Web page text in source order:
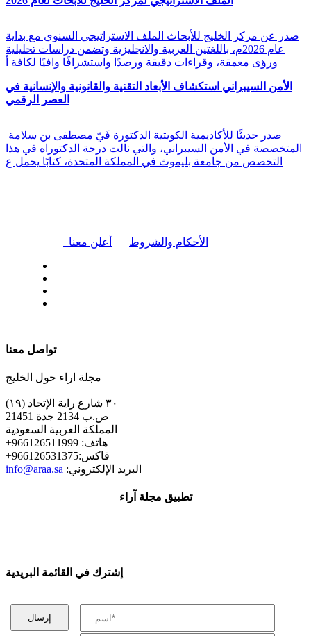
صدر عن مركز الخليج للأبحاث الملف الاستراتيجي السنوي مع بداية
عام 2026م، باللغتين العربية والانجليزية وتضمن دراسات تحليلية
ورؤى معمقة، وقراءات دقيقة ورصدًا واستشرافًا وافيًا لكافة أ
الأمن السيبراني استكشاف الأبعاد التقنية والقانونية والإنسانية في
العصر الرقمي
المتخصصة في الأمن السيبراني، والتي نالت درجة الدكتوراه في هذا
التخصص من جامعة بليموث في المملكة المتحدة، كتابًا يحمل ع
أعلن معنا الأحكام والشروط
تواصل معنا
مجلة اراء حول الخليج
٣٠ شارع راية الإتحاد (١٩)
ص.ب 2134 جدة 21451
المملكة العربية السعودية
+هاتف: 966126511999
+فاكس:966126531375
info@araa.sa :البريد الإلكتروني
تطبيق مجلة آراء
إشترك في القائمة البريدية